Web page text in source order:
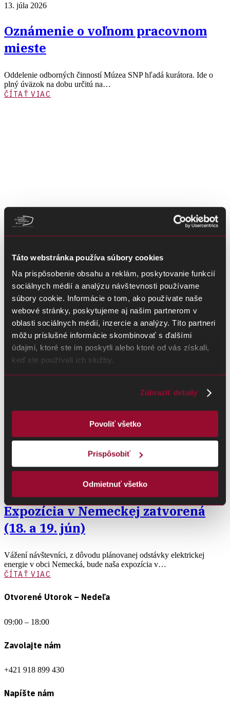
Táto webstránka používa súbory cookies
Na prispôsobenie obsahu a reklám, poskytovanie funkcií
sociálnych médií a analýzu návštevnosti používame
súbory cookie. Informácie o tom, ako používate naše
webové stránky, poskytujeme aj našim partnerom v
oblasti sociálnych médií, inzercie a analýzy. Títo partneri
môžu príslušné informácie skombinovať s ďalšími
údajmi, ktoré ste im poskytli alebo ktoré od vás získali,
keď ste používali ich služby.
Zobraziť detaily
Povoliť všetko
Prispôsobiť
Odmietnuť všetko
13. júla 2026
Oznámenie o voľnom pracovnom
mieste
Oddelenie odborných činností Múzea SNP hľadá kurátora. Ide o
plný úväzok na dobu určitú na…
ČÍTAŤ VIAC
Cesty za poznaním minulosti 2026 –
Vyhodnotenie
Do literárnej a výtvarnej súťaže Múzea SNP Cesty za poznaním
minulosti 2026 sa zapojilo množstvo…
ČÍTAŤ VIAC
Expozícia v Nemeckej zatvorená
(18. a 19. jún)
Vážení návštevníci, z dôvodu plánovanej odstávky elektrickej
energie v obci Nemecká, bude naša expozícia v…
ČÍTAŤ VIAC
Otvorené Utorok – Nedeľa
09:00 – 18:00
Zavolajte nám
+421 918 899 430
Napíšte nám